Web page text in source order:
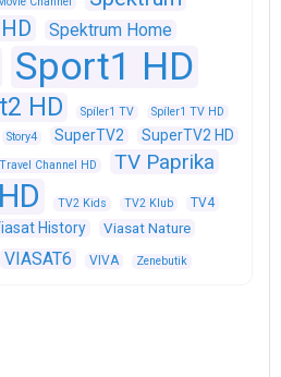
Spektrum Home
Sport1 HD
HD Spíler1 TV
Spíler1 TV HD
Story4 SuperTV2 SuperTV2 HD
Travel Channel HD TV Paprika
TV2 Kids TV2 Klub TV4
History Viasat Nature
VIASAT6 VIVA Zenebutik